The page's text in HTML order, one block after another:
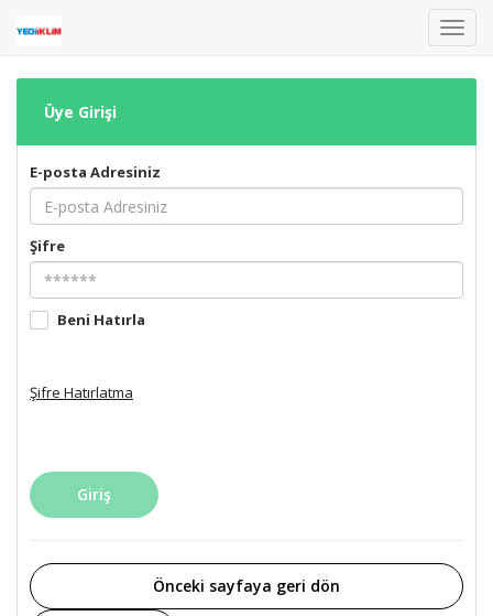
Üye Girişi
E-posta Adresiniz
Şifre
Beni Hatırla
Şifre Hatırlatma
Giriş
Önceki sayfaya geri dön